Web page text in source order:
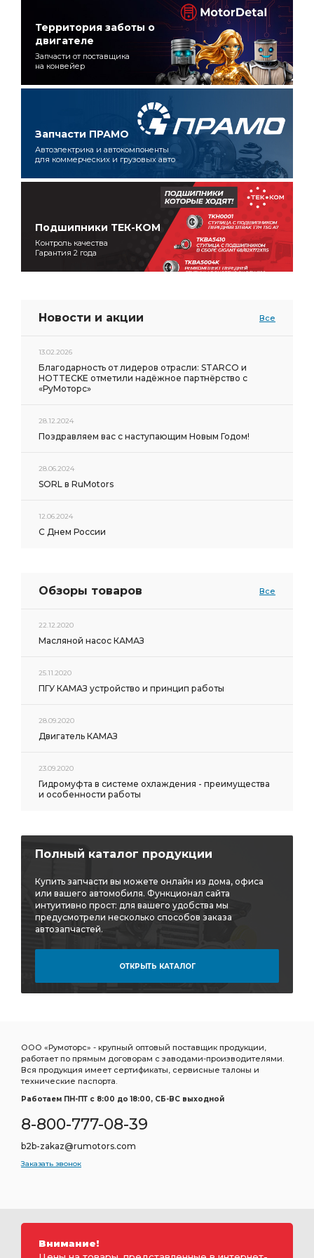
Территория заботы о
двигателе
Запчасти от поставщика
на конвейер
Запчасти ПРАМО
Автоэлектрика и автокомпоненты
для коммерческих и грузовых авто
Подшипники ТЕК-КОМ
Контроль качества
Гарантия 2 года
Новости и акции Все
13.02.2026
Благодарность от лидеров отрасли: STARCO и
HOTTECKE отметили надёжное партнёрство с
«РуМоторс»
28.12.2024
Поздравляем вас с наступающим Новым Годом!
28.06.2024
SORL в RuMotors
12.06.2024
С Днем России
Обзоры товаров Все
22.12.2020
Масляной насос КАМАЗ
25.11.2020
ПГУ КАМАЗ устройство и принцип работы
28.09.2020
Двигатель КАМАЗ
23.09.2020
Гидромуфта в системе охлаждения - преимущества
и особенности работы
Полный каталог продукции
Купить запчасти вы можете онлайн из дома, офиса
или вашего автомобиля. Функционал сайта
интуитивно прост: для вашего удобства мы
предусмотрели несколько способов заказа
автозапчастей.
ОТКРЫТЬ КАТАЛОГ
ООО «Румоторс» - крупный оптовый поставщик продукции,
работает по прямым договорам с заводами-производителями.
Вся продукция имеет сертификаты, сервисные талоны и
технические паспорта.
Работаем ПН-ПТ c 8:00 до 18:00, СБ-ВС выходной
8-800-777-08-39
b2b-zakaz@rumotors.com
Заказать звонок
Внимание!